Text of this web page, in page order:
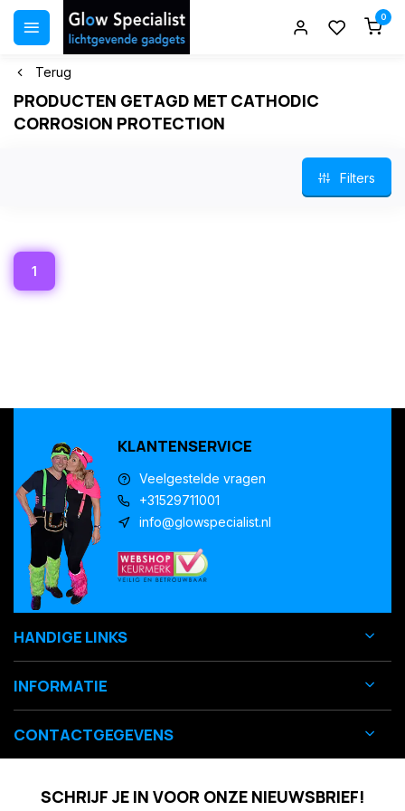
0
Terug
PRODUCTEN GETAGD MET CATHODIC
CORROSION PROTECTION
Filters
1
KLANTENSERVICE
Veelgestelde vragen
+31529711001
info@glowspecialist.nl
HANDIGE LINKS
INFORMATIE
CONTACTGEGEVENS
SCHRIJF JE IN VOOR ONZE NIEUWSBRIEF!